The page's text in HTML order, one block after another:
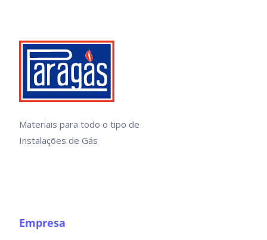
Materiais para todo o tipo de
Instalações de Gás
Empresa